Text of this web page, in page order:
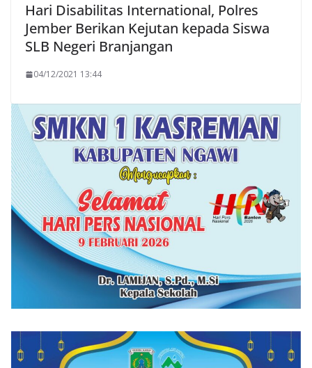
Hari Disabilitas International, Polres
Jember Berikan Kejutan kepada Siswa
SLB Negeri Branjangan
04/12/2021 13:44